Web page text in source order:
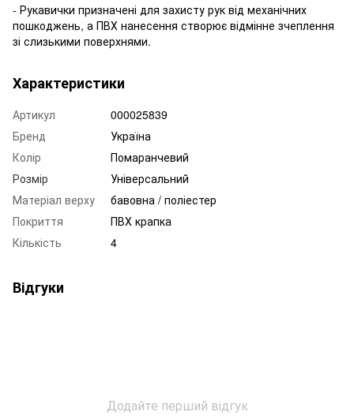
- Рукавички призначені для захисту рук від механічних
пошкоджень, а ПВХ нанесення створює відмінне зчеплення
зі слизькими поверхнями.
Характеристики
Артикул
000025839
Бренд
Україна
Колір
Помаранчевий
Розмір
Універсальний
Матеріал верху
бавовна / поліестер
Покриття
ПВХ крапка
Кількість
4
Відгуки
Додайте перший відгук